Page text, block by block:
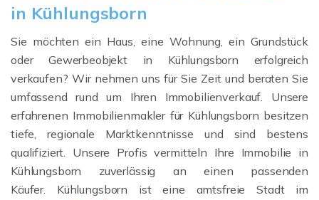
in Kühlungsborn
Sie möchten ein Haus, eine Wohnung, ein Grundstück
oder Gewerbeobjekt in Kühlungsborn erfolgreich
verkaufen? Wir nehmen uns für Sie Zeit und beraten Sie
umfassend rund um Ihren Immobilienverkauf. Unsere
erfahrenen Immobilienmakler für Kühlungsborn besitzen
tiefe, regionale Marktkenntnisse und sind bestens
qualifiziert. Unsere Profis vermitteln Ihre Immobilie in
Kühlungsborn zuverlässig an einen passenden
Käufer. Kühlungsborn ist eine amtsfreie Stadt im